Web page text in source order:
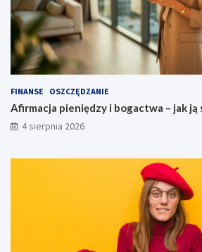
FINANSE OSZCZĘDZANIE
Afirmacja pieniędzy i bogactwa – jak ją
4 sierpnia 2026